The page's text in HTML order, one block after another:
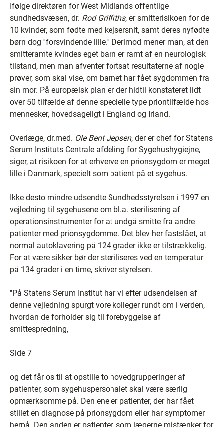
Ifølge direktøren for West Midlands offentlige
sundhedsvæsen, dr. Rod Griffiths, er smitterisikoen for de
10 kvinder, som fødte med kejsersnit, samt deres nyfødte
børn dog ''forsvindende lille.'' Derimod mener man, at den
smitteramte kvindes eget barn er ramt af en neurologisk
tilstand, men man afventer fortsat resultaterne af nogle
prøver, som skal vise, om barnet har fået sygdommen fra
sin mor. På europæisk plan er der hidtil konstateret lidt
over 50 tilfælde af denne specielle type priontilfælde hos
mennesker, hovedsageligt i England og Irland.
Overlæge, dr.med. Ole Bent Jepsen, der er chef for Statens
Serum Instituts Centrale afdeling for Sygehushygiejne,
siger, at risikoen for at erhverve en prionsygdom er meget
lille i Danmark, specielt som patient på et sygehus.
Ikke desto mindre udsendte Sundhedsstyrelsen i 1997 en
vejledning til sygehusene om bl.a. sterilisering af
operationsinstrumenter for at undgå smitte fra andre
patienter med prionsygdomme. Det blev her fastslået, at
normal autoklavering på 124 grader ikke er tilstrækkelig.
For at være sikker bør der steriliseres ved en temperatur
på 134 grader i en time, skriver styrelsen.
''På Statens Serum Institut har vi efter udsendelsen af
denne vejledning spurgt vore kolleger rundt om i verden,
hvordan de forholder sig til forebyggelse af
smittespredning,
Side 7
og det får os til at opstille to hovedgrupperinger af
patienter, som sygehuspersonalet skal være særlig
opmærksomme på. Den ene er patienter, der har fået
stillet en diagnose på prionsygdom eller har symptomer
herpå. Den anden er patienter, som lægerne mistænker for